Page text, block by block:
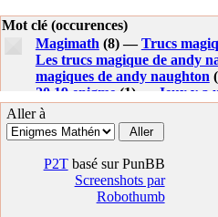
Mot clé (occurences)
Magimath (8) —Trucs
Les trucs magique de andy
magiques de andy naughton
20 19 enigme (1) —
Jeux y a
60
Soustraire 3 a un nombre ou
resultat quel est ce nombre
answer(1) —60 62 65 69 65
un nombre ou le diviser par
Astuce retrouver un nombre
Aller à
P2Tbasé sur PunBB
Screenshots par
Robothumb